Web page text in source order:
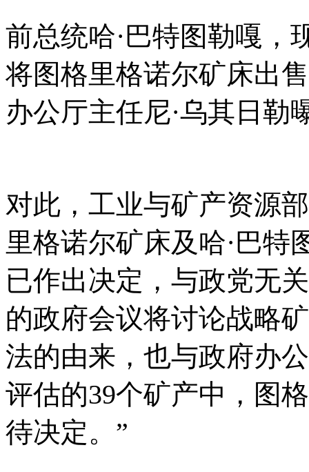
前总统哈·巴特图勒嘎，
将图格里格诺尔矿床出
办公厅主任尼·乌其日勒
对此，工业与矿产资源
里格诺尔矿床及哈·巴特
已作出决定，与政党无
的政府会议将讨论战略
法的由来，也与政府办
评估的39个矿产中，图
待决定。”